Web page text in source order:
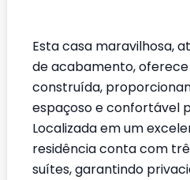
Esta casa maravilhosa,
de acabamento, oferece
construída,
espaçoso e confortável
Localizada em um
residência conta com
suítes, garantindo